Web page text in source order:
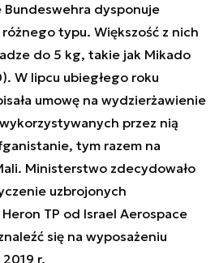
dysponuje
typu. Większość z nich
do 5 kg, takie jak Mikado
W lipcu ubiegłego roku
umowę na wydzierżawienie
przez nią
tym razem na
Ministerstwo zdecydowało
uzbrojonych
TP od Israel Aerospace
się na wyposażeniu
r.